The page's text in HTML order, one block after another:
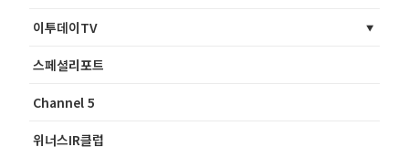
이투데이TV
스페셜리포트
Channel 5
위너스IR클럽